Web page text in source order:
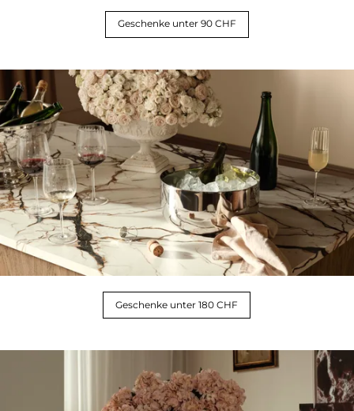
Geschenke unter 90 CHF
Geschenke unter 180 CHF